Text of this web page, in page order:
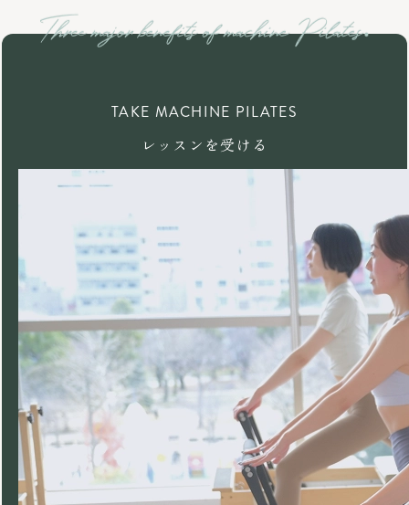
TAKE MACHINE PILATES
レッスンを受ける